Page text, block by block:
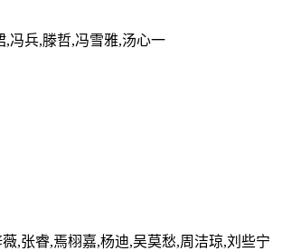
,冯兵,滕哲,冯雪雅,汤心一
,张睿,焉栩嘉,杨迪,吴莫愁,周洁琼,刘些宁